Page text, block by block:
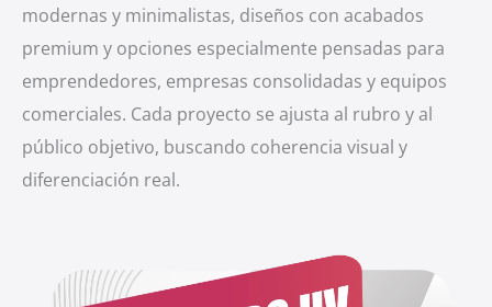
modernas y minimalistas, diseños con acabados
premium y opciones especialmente pensadas para
emprendedores, empresas consolidadas y equipos
comerciales. Cada proyecto se ajusta al rubro y al
público objetivo, buscando coherencia visual y
diferenciación real.